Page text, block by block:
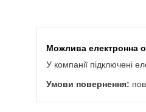
У компанії підключені